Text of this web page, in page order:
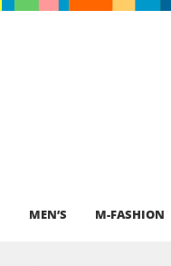
MEN’S M-FASHION